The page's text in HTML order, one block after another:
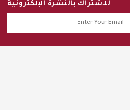
للإشتراك بالنشرة الإلكترونية